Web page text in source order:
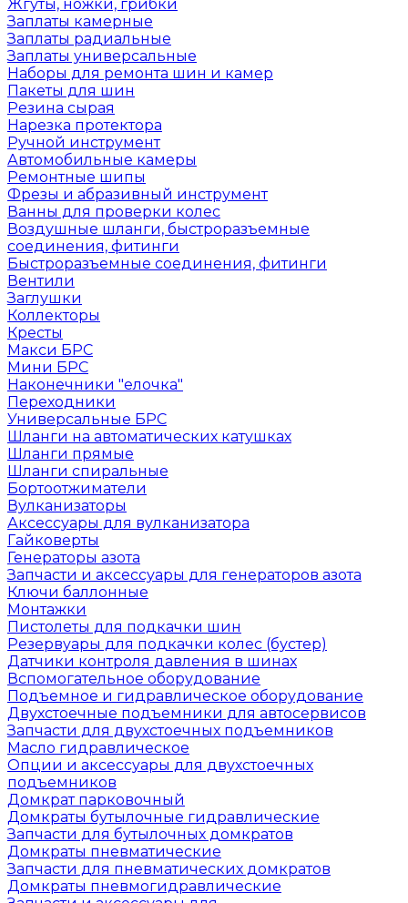
Жгуты, ножки, грибки
Заплаты камерные
Заплаты радиальные
Заплаты универсальные
Наборы для ремонта шин и камер
Пакеты для шин
Резина сырая
Нарезка протектора
Ручной инструмент
Автомобильные камеры
Ремонтные шипы
Фрезы и абразивный инструмент
Ванны для проверки колес
Воздушные шланги, быстроразъемные
соединения, фитинги
Быстроразъемные соединения, фитинги
Вентили
Заглушки
Коллекторы
Кресты
Макси БРС
Мини БРС
Наконечники "елочка"
Переходники
Универсальные БРС
Шланги на автоматических катушках
Шланги прямые
Шланги спиральные
Бортоотжиматели
Вулканизаторы
Аксессуары для вулканизатора
Гайковерты
Генераторы азота
Запчасти и аксессуары для генераторов азота
Ключи баллонные
Монтажки
Пистолеты для подкачки шин
Резервуары для подкачки колес (бустер)
Датчики контроля давления в шинах
Вспомогательное оборудование
Подъемное и гидравлическое оборудование
Двухстоечные подъемники для автосервисов
Запчасти для двухстоечных подъемников
Масло гидравлическое
Опции и аксессуары для двухстоечных
подъемников
Домкрат парковочный
Домкраты бутылочные гидравлические
Запчасти для бутылочных домкратов
Домкраты пневматические
Запчасти для пневматических домкратов
Домкраты пневмогидравлические